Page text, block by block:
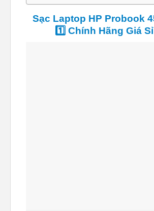
Sạc Laptop HP Probook
1️⃣ Chính Hãng Giá